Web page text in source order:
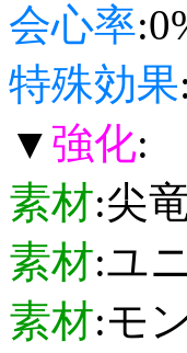
会心率
特殊効果:
▼ 強化:
素材:尖
素材:ユ
素材:モ